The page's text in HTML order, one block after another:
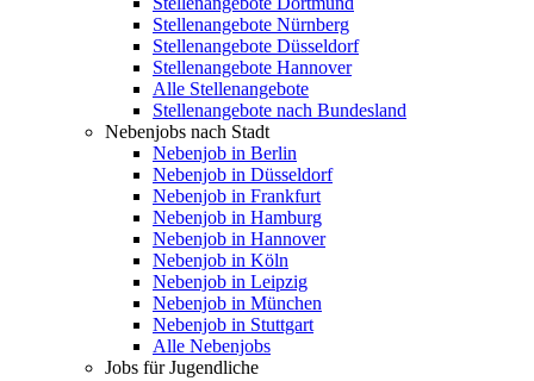
Stellenangebote Nürnberg
Stellenangebote Düsseldorf
Stellenangebote Hannover
Alle Stellenangebote
Stellenangebote nach Bundesland
Nebenjobs nach Stadt
Nebenjob in Berlin
Nebenjob in Düsseldorf
Nebenjob in Frankfurt
Nebenjob in Hamburg
Nebenjob in Hannover
Nebenjob in Köln
Nebenjob in Leipzig
Nebenjob in München
Nebenjob in Stuttgart
Alle Nebenjobs
Jobs für Jugendliche